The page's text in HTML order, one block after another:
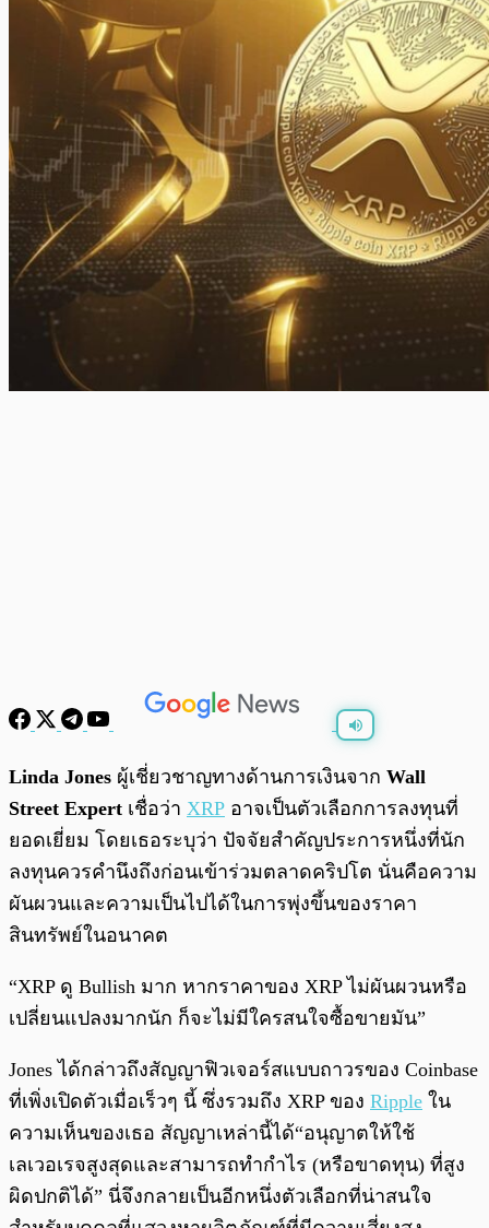
Linda Jones ผู้เชี่ยวชาญทางด้านการเงินจาก Wall
Street Expert เชื่อว่า XRP อาจเป็นตัวเลือกการลงทุนที่
ยอดเยี่ยม โดยเธอระบุว่า ปัจจัยสำคัญประการหนึ่งที่นัก
ลงทุนควรคำนึงถึงก่อนเข้าร่วมตลาดคริปโต นั่นคือความ
ผันผวนและความเป็นไปได้ในการพุ่งขึ้นของราคา
สินทรัพย์ในอนาคต
“XRP ดู Bullish มาก หากราคาของ XRP ไม่ผันผวนหรือ
เปลี่ยนแปลงมากนัก ก็จะไม่มีใครสนใจซื้อขายมัน”
Jones ได้กล่าวถึงสัญญาฟิวเจอร์สแบบถาวรของ Coinbase
ที่เพิ่งเปิดตัวเมื่อเร็วๆ นี้ ซึ่งรวมถึง XRP ของ Ripple ใน
ความเห็นของเธอ สัญญาเหล่านี้ได้“อนุญาตให้ใช้
เลเวอเรจสูงสุดและสามารถทำกำไร (หรือขาดทุน) ที่สูง
ผิดปกติได้” นี่จึงกลายเป็นอีกหนึ่งตัวเลือกที่น่าสนใจ